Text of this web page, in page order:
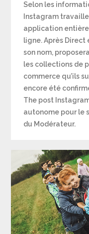
Selon les
Instagram
application
ligne. Après Direct
son nom,
les collections de
commerce qu’ils
encore été
The post
autonome pour le
du Modérateur.